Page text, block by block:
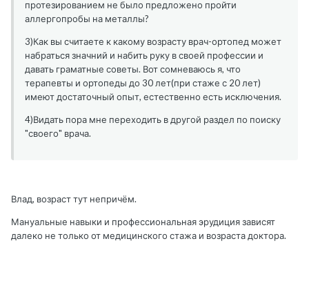
протезированием не было предложено пройти
аллергопробы на металлы?
3)Как вы считаете к какому возрасту врач-ортопед может
набраться значний и набить руку в своей профессии и
давать граматные советы. Вот сомневаюсь я, что
терапевты и ортопеды до 30 лет(при стаже с 20 лет)
имеют достаточный опыт, естественно есть исключения.
4)Видать пора мне переходить в другой раздел по поиску
"своего" врача.
Влад, возраст тут непричём.
Мануальные навыки и профессиональная эрудиция зависят
далеко не только от медицинского стажа и возраста доктора.